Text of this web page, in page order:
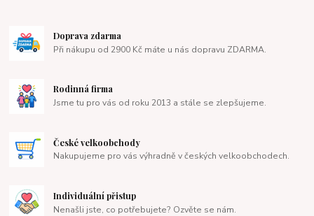
Doprava zdarma
Při nákupu od 2900 Kč máte u nás dopravu ZDARMA.
Rodinná firma
Jsme tu pro vás od roku 2013 a stále se zlepšujeme.
České velkoobchody
Nakupujeme pro vás výhradně v českých velkoobchodech.
Individuální přistup
Nenašli jste, co potřebujete? Ozvěte se nám.